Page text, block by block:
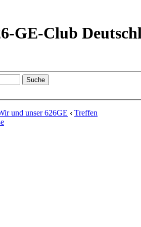
GE-Club
und unser 626GE ‹ Treffen